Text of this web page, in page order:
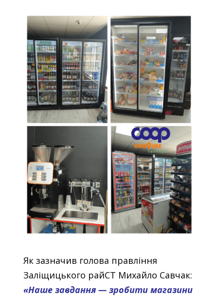
Як зазначив голова правління
Заліщицького райСТ Михайло Савчак:
«Наше завдання — зробити магазини